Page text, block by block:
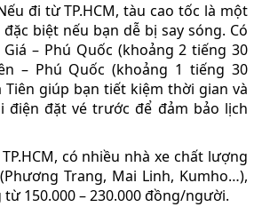
đi từ TP.HCM, tàu cao tốc là một
biệt nếu bạn dễ bị say sóng. Có
Giá – Phú Quốc (khoảng 2 tiếng 30
– Phú Quốc (khoảng 1 tiếng 30
Tiên giúp bạn tiết kiệm thời gian và
điện đặt vé trước để đảm bảo lịch
có nhiều nhà xe chất lượng
Trang, Mai Linh, Kumho…),
150.000 – 230.000 đồng/người.